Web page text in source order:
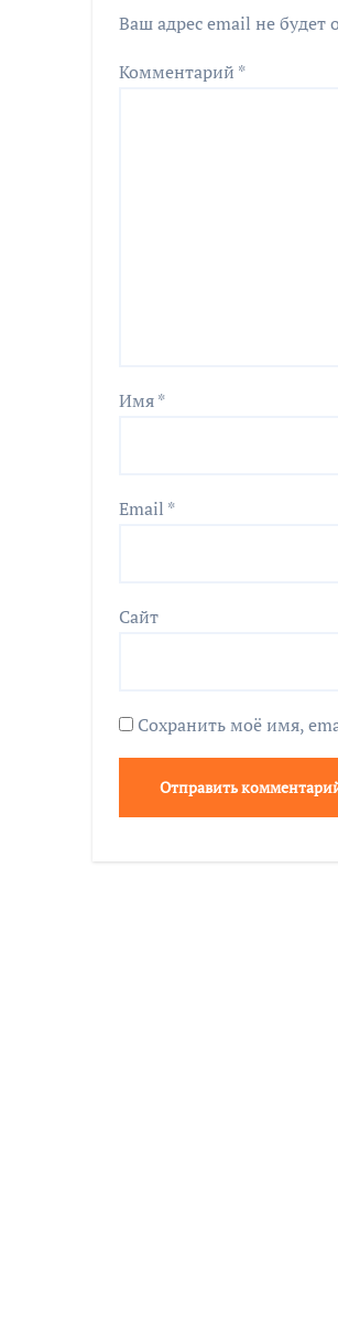
Ваш адрес email не будет
Комментарий *
Имя*
Email *
Сайт
Сохранить моё имя,